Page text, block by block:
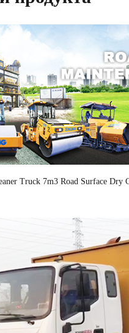
Truck 7m3 Road Surface Dry